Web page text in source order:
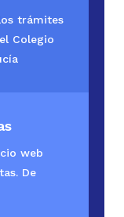
trámites
Colegio
web
De